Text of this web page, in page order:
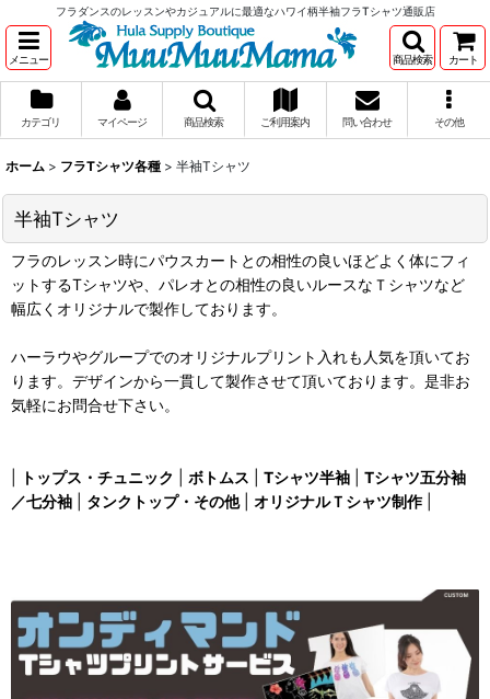
フラダンスのレッスンやカジュアルに最適なハワイ柄半袖フラTシャツ通販店
メニュー 商品検索 カート
カテゴリ マイページ 商品検索 ご利用案内 問い合わせ その他
ホーム > フラTシャツ各種 > 半袖Tシャツ
半袖Tシャツ
フラのレッスン時にパウスカートとの相性の良いほどよく体にフィ
ットするTシャツや、パレオとの相性の良いルースなＴシャツなど
幅広くオリジナルで製作しております。
ハーラウやグループでのオリジナルプリント入れも人気を頂いてお
ります。デザインから一貫して製作させて頂いております。是非お
気軽にお問合せ下さい。
トップス・チュニック ボトムス Tシャツ半袖
Tシャツ五分袖
／七分袖
タンクトップ・その他| オリジナルＴシャツ制作|